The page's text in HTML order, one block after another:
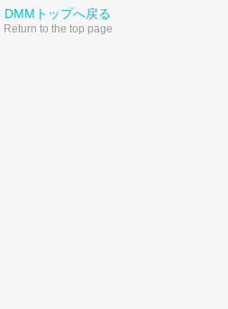
DMMトップへ戻る
Return to the top page